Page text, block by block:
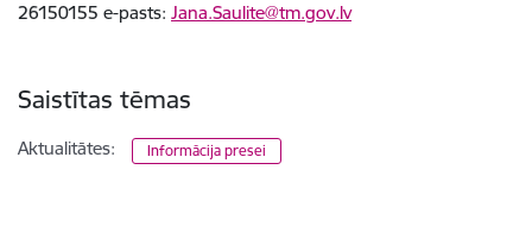
26150155 e-pasts: Jana.Saulite@tm.gov.lv
Saistītas tēmas
Aktualitātes: Informācija presei